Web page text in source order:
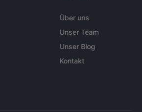
Über uns
Unser Team
Unser Blog
Kontakt